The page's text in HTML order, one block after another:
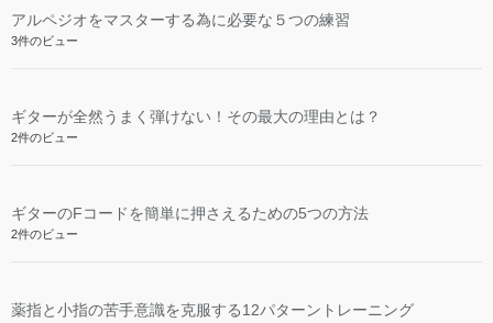
アルペジオをマスターする為に必要な５つの練習
3件のビュー
ギターが全然うまく弾けない！その最大の理由とは？
2件のビュー
ギターのFコードを簡単に押さえるための5つの方法
2件のビュー
薬指と小指の苦手意識を克服する12パターントレーニング